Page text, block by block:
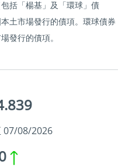
括「楊基」及「環球」債
土市場發行的債項。環球債券
發行的債項。
07/08/2026